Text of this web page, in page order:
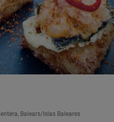
Balears/Islas Baleares